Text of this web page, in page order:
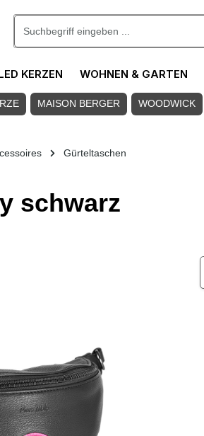
KERZEN WOHNEN & GARTEN
MAISON BERGER WOODWICK
Gürteltaschen
schwarz